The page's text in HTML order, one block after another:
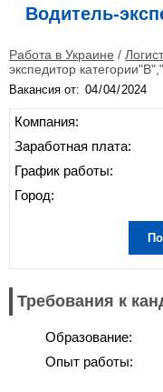
Водитель-
Работа в Украине /
экспедитор
Вакансия от:
Компания:
Заработная плата:
График работы:
Город:
Требования к
Образование:
Опыт работы: